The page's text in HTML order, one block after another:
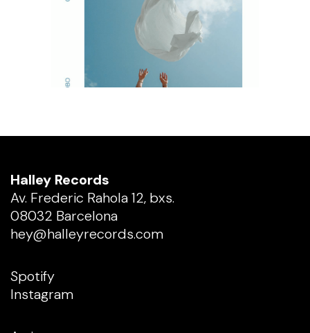
Halley Records
Av. Frederic Rahola 12, bxs.
08032 Barcelona
hey@halleyrecords.com
Spotify
Instagram